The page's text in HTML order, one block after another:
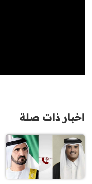
اخبار ذات صلة